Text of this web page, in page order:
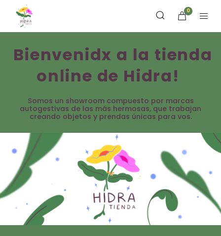
0
Bienvenidx a la tienda
online de Hidra!
Somos un showroom compuesto por marcas
autogestivas de las más hermosas, que trabajan
creando objetos y prendas únicas para vos.